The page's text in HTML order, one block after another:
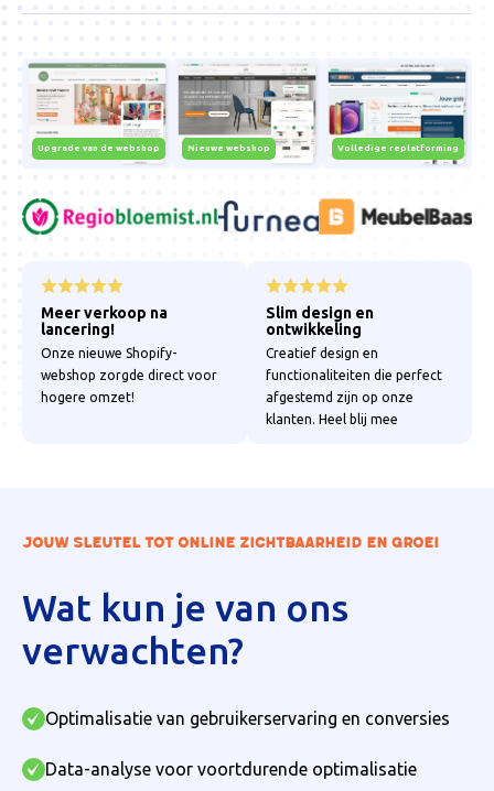
Upgrade van de webshop Nieuwe webshop Volledige replatforming
Meer verkoop na
lancering!
Onze nieuwe Shopify-
webshop zorgde direct voor
hogere omzet!
Slim design en
ontwikkeling
Creatief design en
functionaliteiten die perfect
afgestemd zijn op onze
klanten. Heel blij mee
JOUW SLEUTEL TOT ONLINE ZICHTBAARHEID EN GROEI
Wat kun je van ons
verwachten?
Optimalisatie van gebruikerservaring en conversies
Data-analyse voor voortdurende optimalisatie